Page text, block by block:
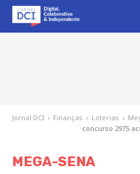
Jornal DCI › Finanças › Loterias ›
concurso 2975
MEGA-SENA